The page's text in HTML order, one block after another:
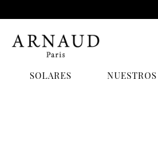
SOLARES